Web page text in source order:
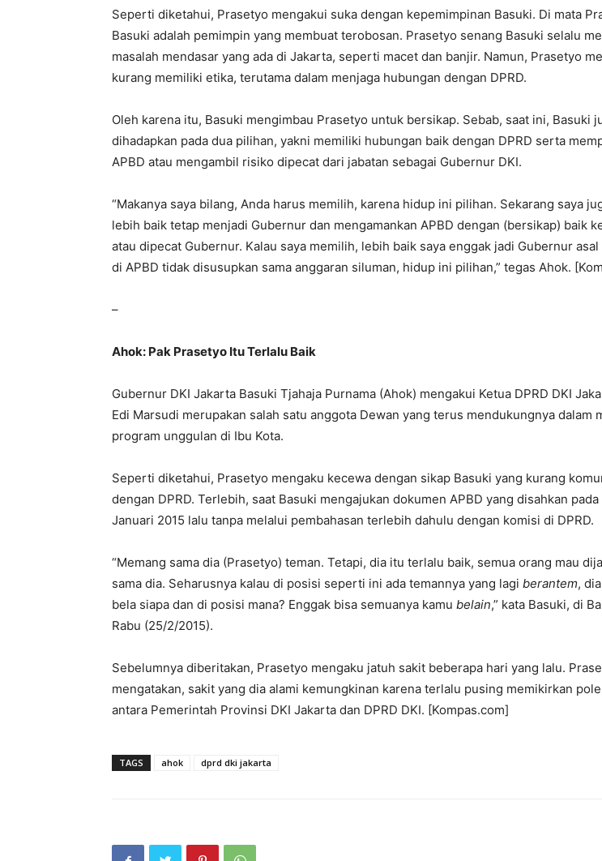
Seperti diketahui, Prasetyo mengakui suka dengan kepemimpinan Basuki. Di mata
Basuki adalah pemimpin yang membuat terobosan. Prasetyo senang Basuki selalu
masalah mendasar yang ada di Jakarta, seperti macet dan banjir. Namun, Prasetyo
kurang memiliki etika, terutama dalam menjaga hubungan dengan DPRD.
Oleh karena itu, Basuki mengimbau Prasetyo untuk bersikap. Sebab, saat ini, Basuki
dihadapkan pada dua pilihan, yakni memiliki hubungan baik dengan DPRD serta
APBD atau mengambil risiko dipecat dari jabatan sebagai Gubernur DKI.
“Makanya saya bilang, Anda harus memilih, karena hidup ini pilihan. Sekarang saya
lebih baik tetap menjadi Gubernur dan mengamankan APBD dengan (bersikap) baik
atau dipecat Gubernur. Kalau saya memilih, lebih baik saya enggak jadi Gubernur
di APBD tidak disusupkan sama anggaran siluman, hidup ini pilihan,” tegas Ahok.
–
Ahok: Pak Prasetyo Itu Terlalu Baik
Gubernur DKI Jakarta Basuki Tjahaja Purnama (Ahok) mengakui Ketua DPRD DKI
Edi Marsudi merupakan salah satu anggota Dewan yang terus mendukungnya dalam
program unggulan di Ibu Kota.
Seperti diketahui, Prasetyo mengaku kecewa dengan sikap Basuki yang kurang
dengan DPRD. Terlebih, saat Basuki mengajukan dokumen APBD yang disahkan
Januari 2015 lalu tanpa melalui pembahasan terlebih dahulu dengan komisi di DPRD.
“Memang sama dia (Prasetyo) teman. Tetapi, dia itu terlalu baik, semua orang mau
sama dia. Seharusnya kalau di posisi seperti ini ada temannya yang lagi berantem,
bela siapa dan di posisi mana? Enggak bisa semuanya kamu belain,” kata Basuki, di
Rabu (25/2/2015).
Sebelumnya diberitakan, Prasetyo mengaku jatuh sakit beberapa hari yang lalu.
mengatakan, sakit yang dia alami kemungkinan karena terlalu pusing memikirkan
antara Pemerintah Provinsi DKI Jakarta dan DPRD DKI. [Kompas.com]
TAGS ahok dprd dki jakarta